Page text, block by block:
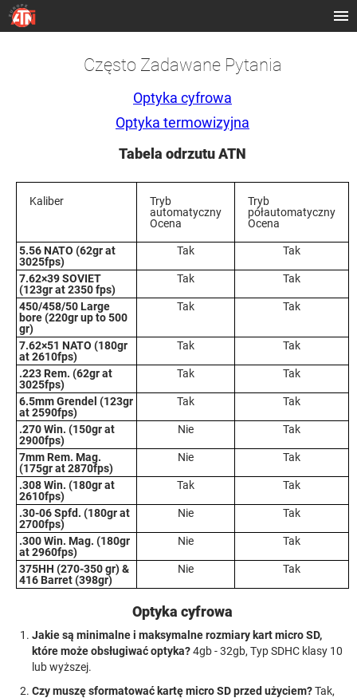
Często Zadawane Pytania
Optyka cyfrowa
Optyka termowizyjna
Tabela odrzutu ATN
Kaliber
Tryb
automatyczny
Ocena
Tryb
półautomatyczny
Ocena
5.56 NATO (62gr at
3025fps)
Tak Tak
7.62×39 SOVIET
(123gr at 2350 fps)
Tak Tak
450/458/50 Large
bore (220gr up to 500
gr)
Tak Tak
7.62×51 NATO (180gr
at 2610fps)
Tak Tak
.223 Rem. (62gr at
3025fps)
Tak Tak
6.5mm Grendel (123gr
at 2590fps)
Tak Tak
.270 Win. (150gr at
2900fps)
Nie Tak
7mm Rem. Mag.
(175gr at 2870fps)
Nie Tak
.308 Win. (180gr at
2610fps)
Tak Tak
.30-06 Spfd. (180gr at
2700fps)
Nie Tak
.300 Win. Mag. (180gr
at 2960fps)
Nie Tak
375HH (270-350 gr) &
416 Barret (398gr)
Nie Tak
Optyka cyfrowa
Jakie są minimalne i maksymalne rozmiary kart micro SD,
które może obsługiwać optyka?4gb - 32gb, Typ SDHC klasy 10
lub wyższej.
Czy muszę sformatować kartę micro SD przed użyciem?Tak,